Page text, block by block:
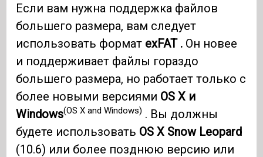
Если вам нужна поддержка файлов
большего размера, вам следует
использовать формат exFAT . Он новее
и поддерживает файлы гораздо
большего размера, но работает только с
более новыми версиями OS X и
Windows(OS X and Windows) . Вы должны
будете использовать OS X Snow Leopard
(10.6) или более позднюю версию или